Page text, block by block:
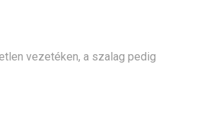
vezetéken, a szalag pedig